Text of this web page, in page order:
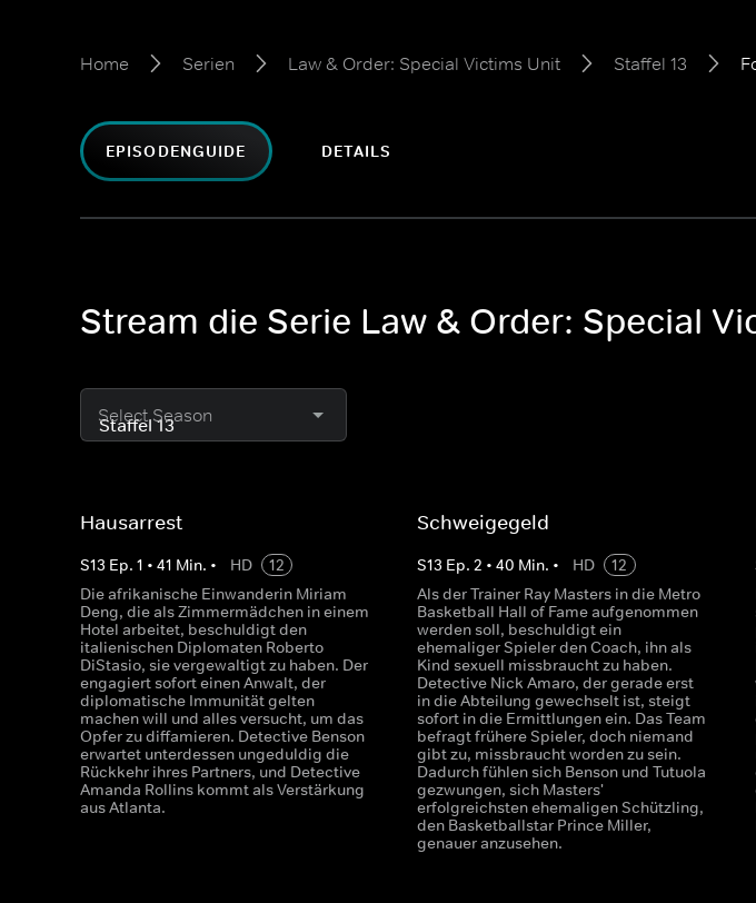
Home Serien Law & Order: Special Victims Unit Staffel 13
EPISODENGUIDE DETAILS
Stream die Serie Law & Order: Special
Select Season
Hausarrest
S13 Ep. 1 • 41 Min. • HD
12
Die afrikanische Einwanderin Miriam
Deng, die als Zimmermädchen in einem
Hotel arbeitet, beschuldigt den
italienischen Diplomaten Roberto
DiStasio, sie vergewaltigt zu haben. Der
engagiert sofort einen Anwalt, der
diplomatische Immunität gelten
machen will und alles versucht, um das
Opfer zu diffamieren. Detective Benson
erwartet unterdessen ungeduldig die
Rückkehr ihres Partners, und Detective
Amanda Rollins kommt als Verstärkung
aus Atlanta.
Schweigegeld
S13 Ep.2 •40 Min. • HD
12
Als der Trainer Ray Masters in die Metro
Basketball Hall of Fame aufgenommen
werden soll, beschuldigt ein
ehemaliger Spieler den Coach, ihn als
Kind sexuell missbraucht zu haben.
Detective Nick Amaro, der gerade erst
in die Abteilung gewechselt ist, steigt
sofort in die Ermittlungen ein. Das Team
befragt frühere Spieler, doch niemand
gibt zu, missbraucht worden zu sein.
Dadurch fühlen sich Benson und Tutuola
gezwungen, sich Masters'
erfolgreichsten ehemaligen Schützling,
den Basketballstar Prince Miller,
genauer anzusehen.